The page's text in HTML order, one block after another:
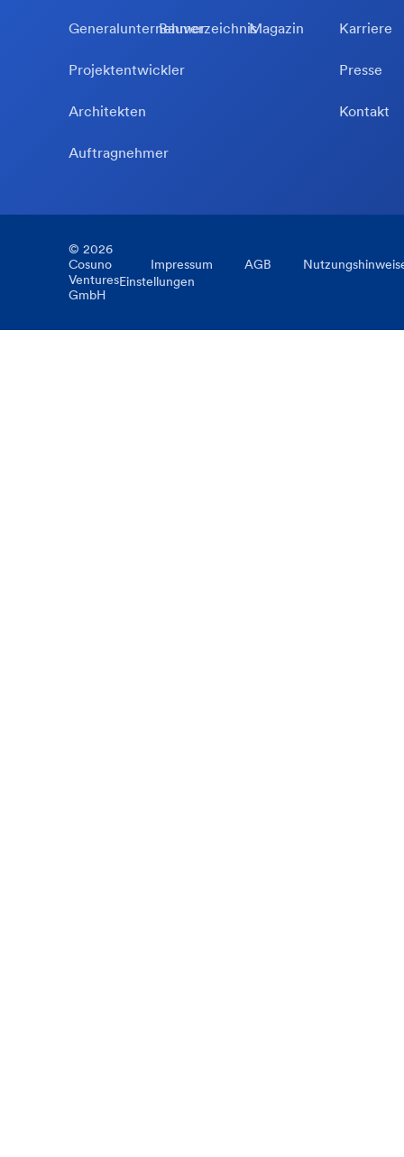
Generalunternehmer
Projektentwickler
Architekten
Auftragnehmer
BauverzeichnisMagazin Karriere
Presse
Kontakt
© 2026
Cosuno
Ventures
GmbH
Impressum AGB
Einstellungen